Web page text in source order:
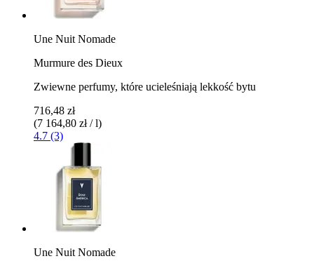
Une Nuit Nomade
Murmure des Dieux
Zwiewne perfumy, które ucieleśniają lekkość bytu
716,48 zł
(7 164,80 zł / l)
4.7 (3)
Une Nuit Nomade